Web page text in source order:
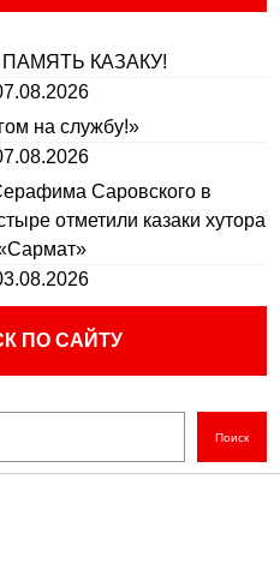
КАЗАКУ!
на службу!»
Саровского в
отметили казаки хутора
ПО САЙТУ
Поиск